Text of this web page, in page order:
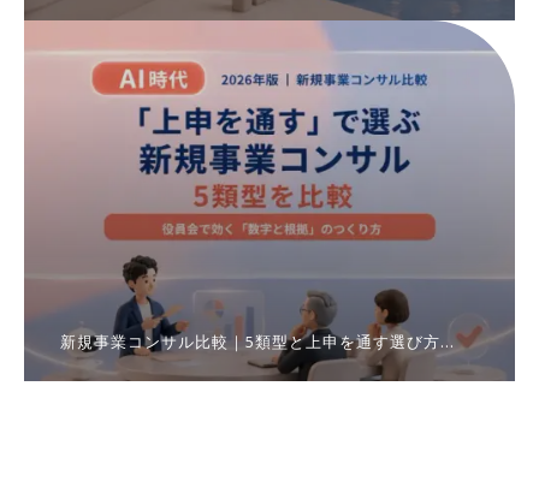
り換えられなかった話
新規事業コンサル比較｜5類型と上申を通す選び方
【2026年版】